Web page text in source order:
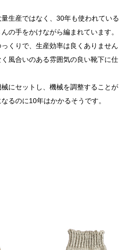
生産ではなく、30年も使われている
の手をかけながら編まれています。
くりで、生産効率は良くありません
風合いのある雰囲気の良い靴下に仕
にセットし、機械を調整することが
るのに10年はかかるそうです。